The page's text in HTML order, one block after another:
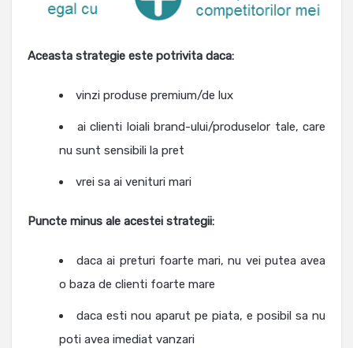
Aceasta strategie este potrivita daca:
vinzi produse premium/de lux
ai clienti loiali brand-ului/produselor tale, care
nu sunt sensibili la pret
vrei sa ai venituri mari
Puncte minus ale acestei strategii:
daca ai preturi foarte mari, nu vei putea avea
o baza de clienti foarte mare
daca esti nou aparut pe piata, e posibil sa nu
poti avea imediat vanzari